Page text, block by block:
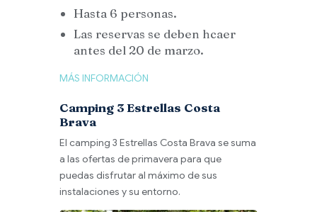
Hasta 6 personas.
Las reservas se deben hcaer
antes del 20 de marzo.
MÁS INFORMACIÓN
Camping 3 Estrellas Costa
Brava
El camping 3 Estrellas Costa Brava se suma
a las ofertas de primavera para que
puedas disfrutar al máximo de sus
instalaciones y su entorno.